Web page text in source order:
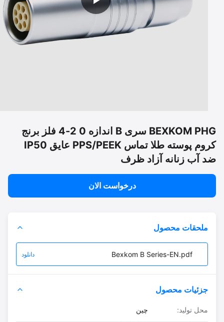
BEXKOM PHG سری B اندازه 0 2-4 فلز برنج
کروم پوسته طلا تماس PPS/PEEK عایق IP50
آب زنانه آزاد ظرف
درخواست الان
ملحقات محصول
Bexkom B Series-EN.pdf
جزئیات محصول
محل تولید: